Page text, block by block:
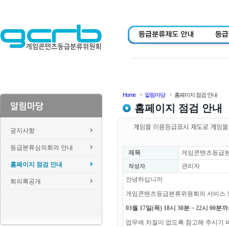
공지사항
등급분류심의회의 안내
홈페이지 점검 안내
회의록공개
Home 알림마당 홈페이지 점검 안내
홈페이지 점검 안내
제목 게임콘텐츠등급
작성자
관리자
안녕하십니까.
게임콘텐츠등급분류위원회의 서비스
03월 17일(목) 18시 30분 ~ 22시 00분
업무에 차질이 없도록 참고해 주시기